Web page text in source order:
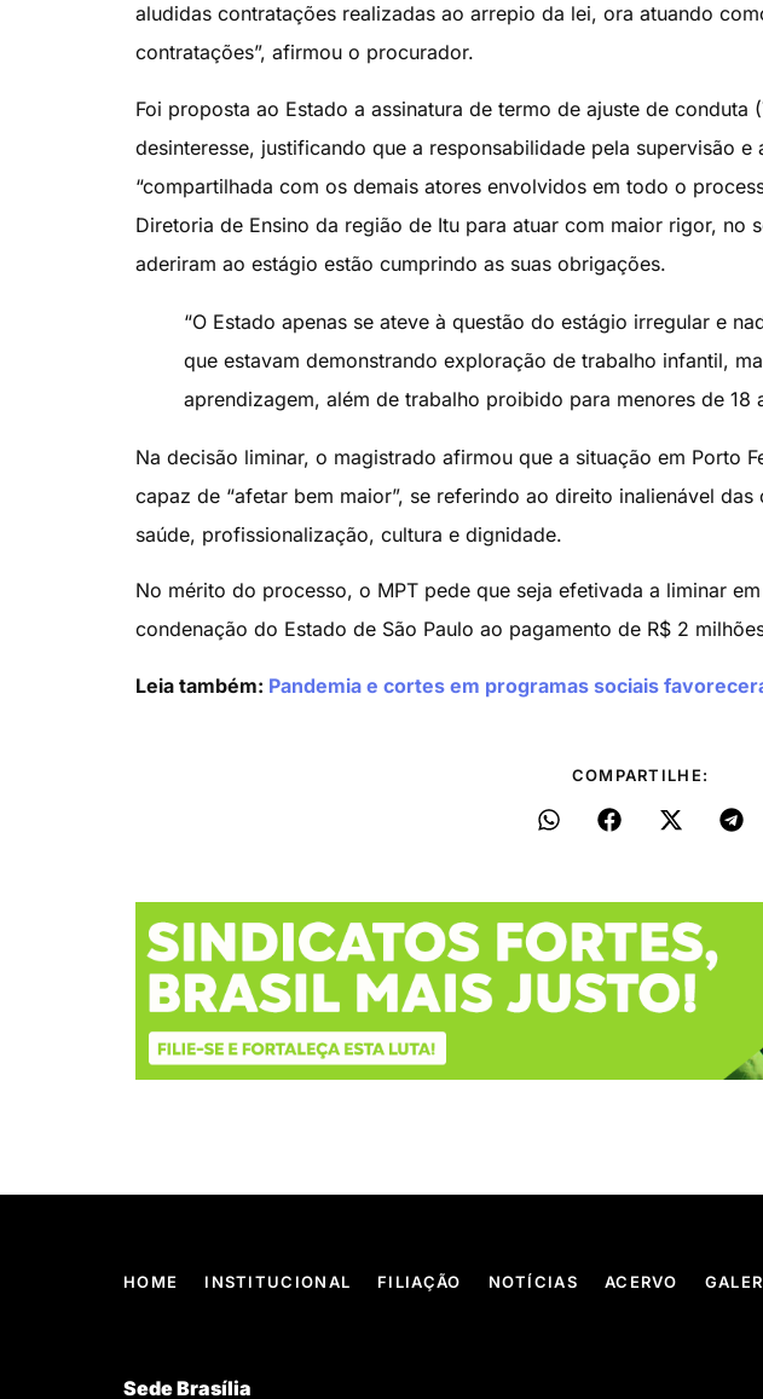
aludidas contratações realizadas ao arrepio da lei, ora atuando
contratações”, afirmou o procurador.
Foi proposta ao Estado a assinatura de termo de ajuste de conduta
desinteresse, justificando que a responsabilidade pela supervisão
“compartilhada com os demais atores envolvidos em todo o
Diretoria de Ensino da região de Itu para atuar com maior rigor, no
aderiram ao estágio estão cumprindo as suas obrigações.
“O Estado apenas se ateve à questão do estágio irregular e
que estavam demonstrando exploração de trabalho infantil,
aprendizagem, além de trabalho proibido para menores de 18
Na decisão liminar, o magistrado afirmou que a situação em Porto
capaz de “afetar bem maior”, se referindo ao direito inalienável
saúde, profissionalização, cultura e dignidade.
No mérito do processo, o MPT pede que seja efetivada a liminar
condenação do Estado de São Paulo ao pagamento de R$ 2
Leia também: Pandemia e cortes em programas sociais
COMPARTILHE:
HOME INSTITUCIONAL FILIAÇÃO NOTÍCIAS ACERVO
Sede Brasília